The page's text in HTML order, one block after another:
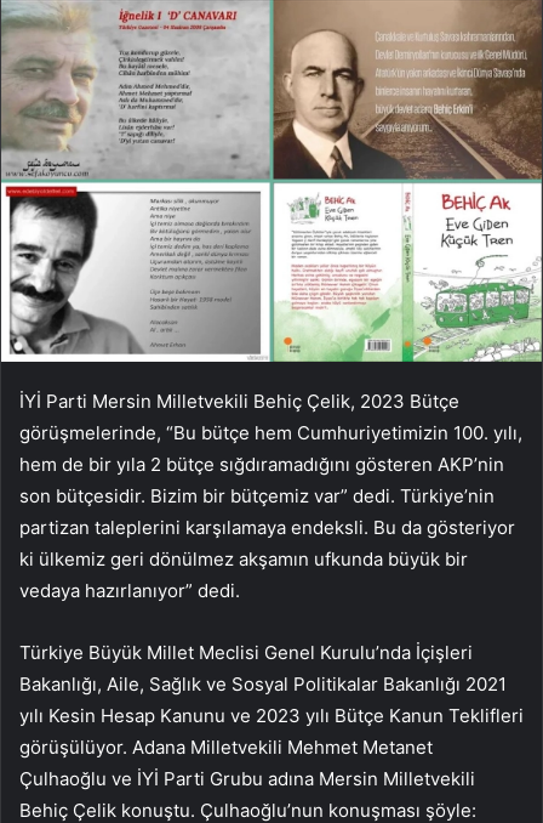
İYİ Parti Mersin Milletvekili Behiç Çelik, 2023 Bütçe
görüşmelerinde, “Bu bütçe hem Cumhuriyetimizin 100. yılı,
hem de bir yıla 2 bütçe sığdıramadığını gösteren AKP’nin
son bütçesidir. Bizim bir bütçemiz var” dedi. Türkiye’nin
partizan taleplerini karşılamaya endeksli. Bu da gösteriyor
ki ülkemiz geri dönülmez akşamın ufkunda büyük bir
vedaya hazırlanıyor” dedi.
Türkiye Büyük Millet Meclisi Genel Kurulu’nda İçişleri
Bakanlığı, Aile, Sağlık ve Sosyal Politikalar Bakanlığı 2021
yılı Kesin Hesap Kanunu ve 2023 yılı Bütçe Kanun Teklifleri
görüşülüyor. Adana Milletvekili Mehmet Metanet
Çulhaoğlu ve İYİ Parti Grubu adına Mersin Milletvekili
Behiç Çelik konuştu. Çulhaoğlu’nun konuşması şöyle: